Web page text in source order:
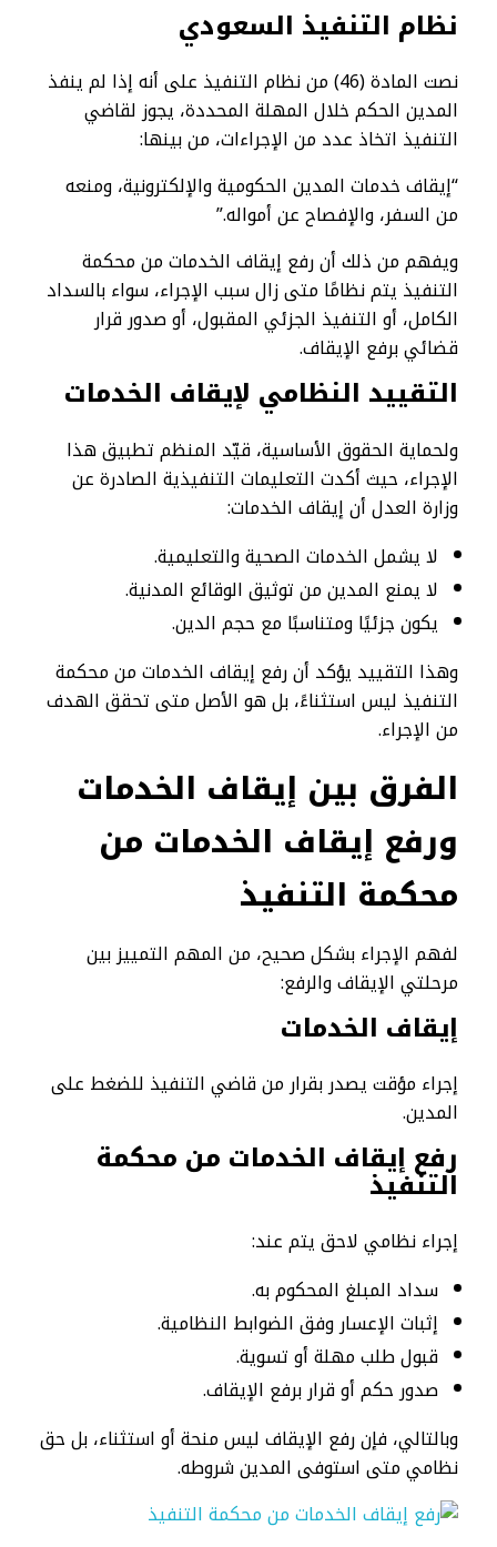
نظام التنفيذ السعودي
نصت المادة (46) من نظام التنفيذ على أنه إذا لم ينفذ
المدين الحكم خلال المهلة المحددة، يجوز لقاضي
التنفيذ اتخاذ عدد من الإجراءات، من بينها:
“إيقاف خدمات المدين الحكومية والإلكترونية، ومنعه
من السفر، والإفصاح عن أمواله.”
ويفهم من ذلك أن رفع إيقاف الخدمات من محكمة
التنفيذ يتم نظامًا متى زال سبب الإجراء، سواء بالسداد
الكامل، أو التنفيذ الجزئي المقبول، أو صدور قرار
قضائي برفع الإيقاف.
التقييد النظامي لإيقاف الخدمات
ولحماية الحقوق الأساسية، قيّد المنظم تطبيق هذا
الإجراء، حيث أكدت التعليمات التنفيذية الصادرة عن
وزارة العدل أن إيقاف الخدمات:
لا يشمل الخدمات الصحية والتعليمية.
لا يمنع المدين من توثيق الوقائع المدنية.
يكون جزئيًا ومتناسبًا مع حجم الدين.
وهذا التقييد يؤكد أن رفع إيقاف الخدمات من محكمة
التنفيذ ليس استثناءً، بل هو الأصل متى تحقق الهدف
من الإجراء.
الفرق بين إيقاف الخدمات
ورفع إيقاف الخدمات من
محكمة التنفيذ
لفهم الإجراء بشكل صحيح، من المهم التمييز بين
مرحلتي الإيقاف والرفع:
إيقاف الخدمات
إجراء مؤقت يصدر بقرار من قاضي التنفيذ للضغط على
المدين.
رفع إيقاف الخدمات من محكمة
التنفيذ
إجراء نظامي لاحق يتم عند:
سداد المبلغ المحكوم به.
إثبات الإعسار وفق الضوابط النظامية.
قبول طلب مهلة أو تسوية.
صدور حكم أو قرار برفع الإيقاف.
وبالتالي، فإن رفع الإيقاف ليس منحة أو استثناء، بل حق
نظامي متى استوفى المدين شروطه.